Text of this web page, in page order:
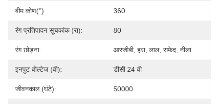
बीम कोण(°): 360
रंग प्रतिपादन सूचकांक (रा): 80
रंग छोड़ना: आरजीबी, हरा, लाल, सफेद, नीला
इनपुट वोल्टेज (वी): डीसी 24 वी
जीवनकाल (घंटे): 50000